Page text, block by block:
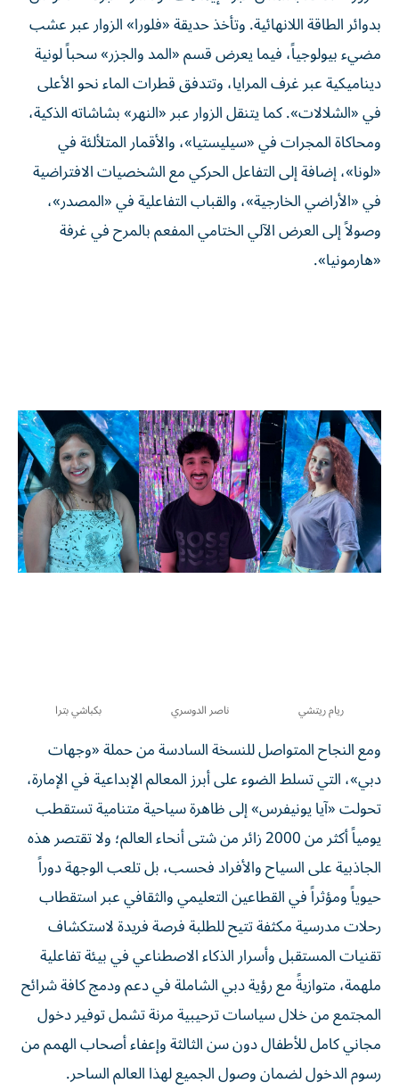
بدوائر الطاقة اللانهائية. وتأخذ حديقة «فلورا» الزوار عبر عشب
مضيء بيولوجياً، فيما يعرض قسم «المد والجزر» سحباً لونية
ديناميكية عبر غرف المرايا، وتتدفق قطرات الماء نحو الأعلى
في «الشلالات». كما يتنقل الزوار عبر «النهر» بشاشاته الذكية،
ومحاكاة المجرات في «سيليستيا»، والأقمار المتلألئة في
«لونا»، إضافة إلى التفاعل الحركي مع الشخصيات الافتراضية
في «الأراضي الخارجية»، والقباب التفاعلية في «المصدر»،
وصولاً إلى العرض الآلي الختامي المفعم بالمرح في غرفة
«هارمونيا».
ريام ريتشي ناصر الدوسري بكباشي بترا
ومع النجاح المتواصل للنسخة السادسة من حملة «وجهات
دبي»، التي تسلط الضوء على أبرز المعالم الإبداعية في الإمارة،
تحولت «آيا يونيفرس» إلى ظاهرة سياحية متنامية تستقطب
يومياً أكثر من 2000 زائر من شتى أنحاء العالم؛ ولا تقتصر هذه
الجاذبية على السياح والأفراد فحسب، بل تلعب الوجهة دوراً
حيوياً ومؤثراً في القطاعين التعليمي والثقافي عبر استقطاب
رحلات مدرسية مكثفة تتيح للطلبة فرصة فريدة لاستكشاف
تقنيات المستقبل وأسرار الذكاء الاصطناعي في بيئة تفاعلية
ملهمة، متوازيةً مع رؤية دبي الشاملة في دعم ودمج كافة شرائح
المجتمع من خلال سياسات ترحيبية مرنة تشمل توفير دخول
مجاني كامل للأطفال دون سن الثالثة وإعفاء أصحاب الهمم من
رسوم الدخول لضمان وصول الجميع لهذا العالم الساحر.